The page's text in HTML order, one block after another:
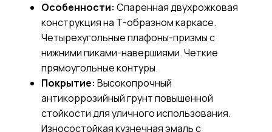
Особенности: Спаренная двухрожковая
конструкция на Т-образном каркасе.
Четырехугольные плафоны-призмы с
нижними пиками-навершиями. Четкие
прямоугольные контуры.
Покрытие: Высокопрочный
антикоррозийный грунт повышенной
стойкости для уличного использования.
Износостойкая кузнечная эмаль с